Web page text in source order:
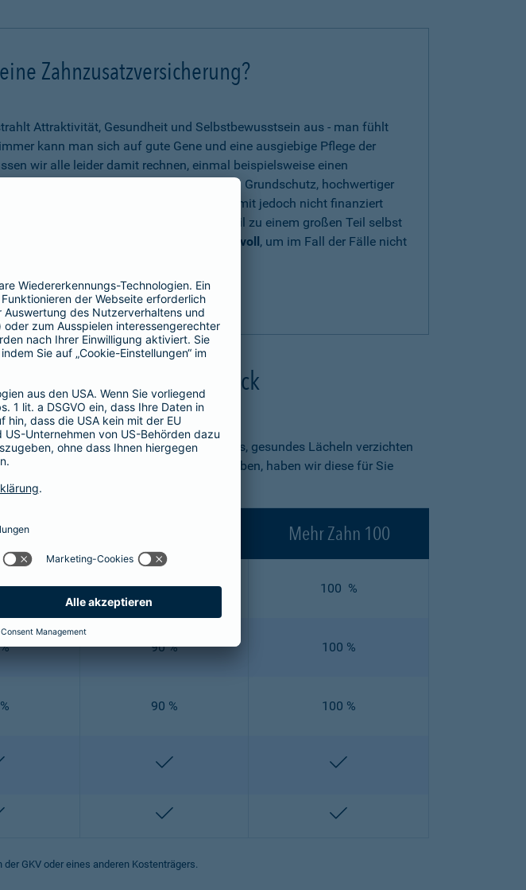
Zahnzusatzversicherung?
Attraktivität, Gesundheit und Selbstbewusstsein aus - man fühlt
kann man sich auf gute Gene und eine ausgiebige Pflege der
wir alle leider damit rechnen, einmal beispielsweise einen
Gesetzliche Leistungen bieten zwar einen Grundschutz, hochwertiger
Implantate oder Inlays können damit jedoch nicht finanziert
diese Leistungen über den Eigenanteil zu einem großen Teil selbst
Zahnzusatzversicherung sinnvoll, um im Fall der Fälle nicht
Möglichkeiten beschränkt zu sein.
und persönlich von uns beraten
Mehr Zahn im Überblick
Damit Sie nicht auf ein strahlendes, gesundes Lächeln verzichten
ab. Um Ihnen einen Überblick zu geben, haben wir diese für Sie
80 Mehr Zahn 100
90 % 100 %
90 % 100 %
90 % 100 %
enthalten enthalten
enthalten enthalten
GKV oder eines anderen Kostenträgers.